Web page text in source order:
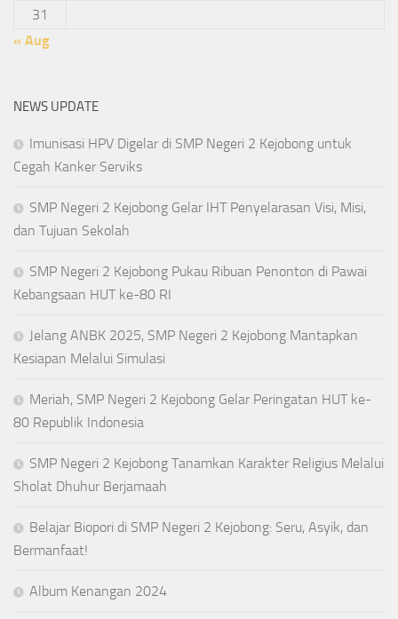
31
« Aug
NEWS UPDATE
Imunisasi HPV Digelar di SMP Negeri 2 Kejobong untuk
Cegah Kanker Serviks
SMP Negeri 2 Kejobong Gelar IHT Penyelarasan Visi, Misi,
dan Tujuan Sekolah
SMP Negeri 2 Kejobong Pukau Ribuan Penonton di Pawai
Kebangsaan HUT ke-80 RI
Jelang ANBK 2025, SMP Negeri 2 Kejobong Mantapkan
Kesiapan Melalui Simulasi
Meriah, SMP Negeri 2 Kejobong Gelar Peringatan HUT ke-
80 Republik Indonesia
SMP Negeri 2 Kejobong Tanamkan Karakter Religius Melalui
Sholat Dhuhur Berjamaah
Belajar Biopori di SMP Negeri 2 Kejobong: Seru, Asyik, dan
Bermanfaat!
Album Kenangan 2024